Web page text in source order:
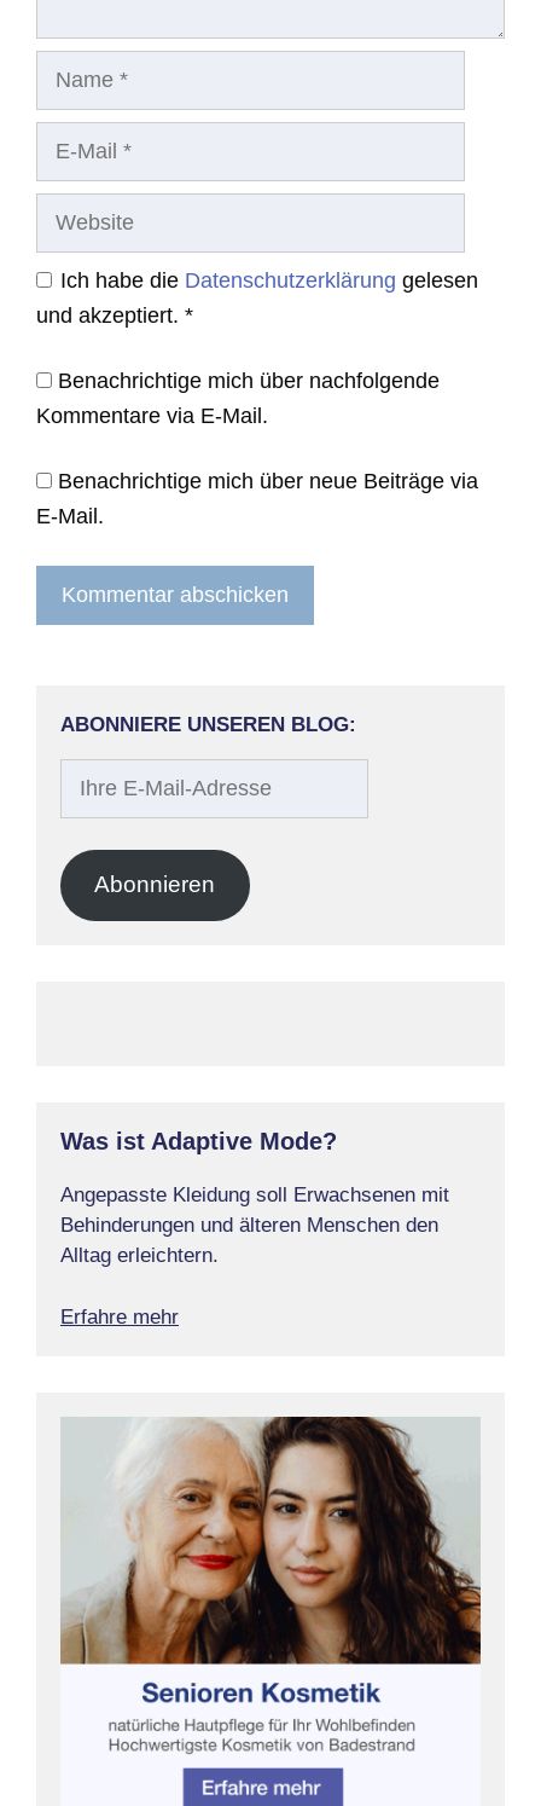
Website
Ich habe die Datenschutzerklärung gelesen
und akzeptiert. *
Benachrichtige mich über nachfolgende
Kommentare via E-Mail.
Benachrichtige mich über neue Beiträge via
E-Mail.
ABONNIERE UNSEREN BLOG:
Adresse
Abonnieren
Was ist Adaptive Mode?
Angepasste Kleidung soll Erwachsenen mit
Behinderungen und älteren Menschen den
Alltag erleichtern.
Erfahre mehr